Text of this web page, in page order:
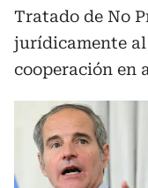
Tratado de No
jurídicamente
cooperación en